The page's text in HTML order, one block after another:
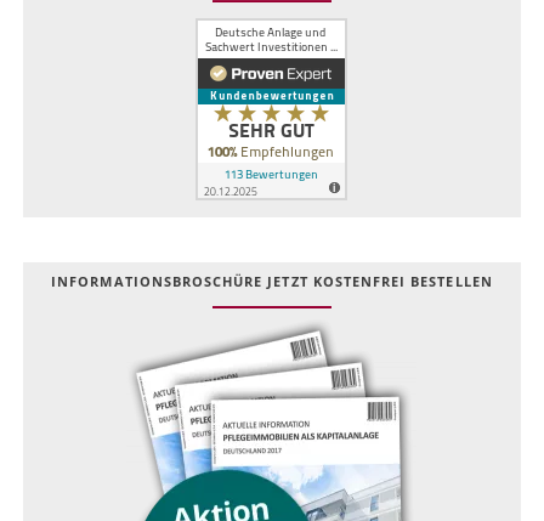
INFOR­MATIONS­BROSCHÜRE JETZT KOSTEN­FREI BESTELLEN